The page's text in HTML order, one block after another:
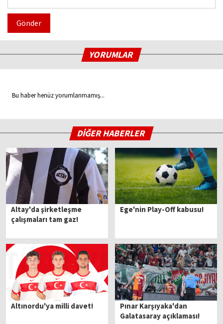
Gönder
YORUMLAR
Bu haber henüz yorumlanmamış...
DİĞER HABERLER
Altay'da şirketleşme
çalışmaları tam gaz!
Ege'nin Play-Off kabusu!
Altınordu'ya milli davet!
Pınar Karşıyaka'dan
Galatasaray açıklaması!